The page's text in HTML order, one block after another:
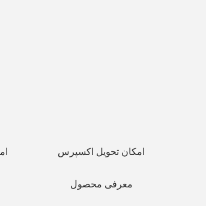
امکان تحویل اکسپرس
معرفی محصول